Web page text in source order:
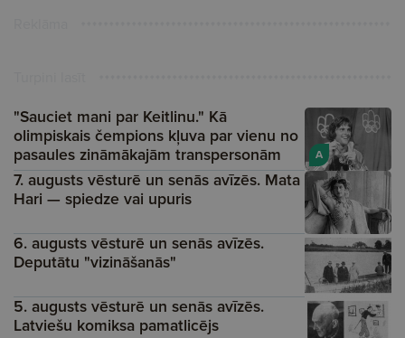
A
"Sauciet mani par Keitlinu." Kā
olimpiskais čempions kļuva par vienu no
pasaules zināmākajām transpersonām
7. augusts vēsturē un senās avīzēs. Mata
Hari — spiedze vai upuris
6. augusts vēsturē un senās avīzēs.
Deputātu "vizināšanās"
5. augusts vēsturē un senās avīzēs.
Latviešu komiksa pamatlicējs